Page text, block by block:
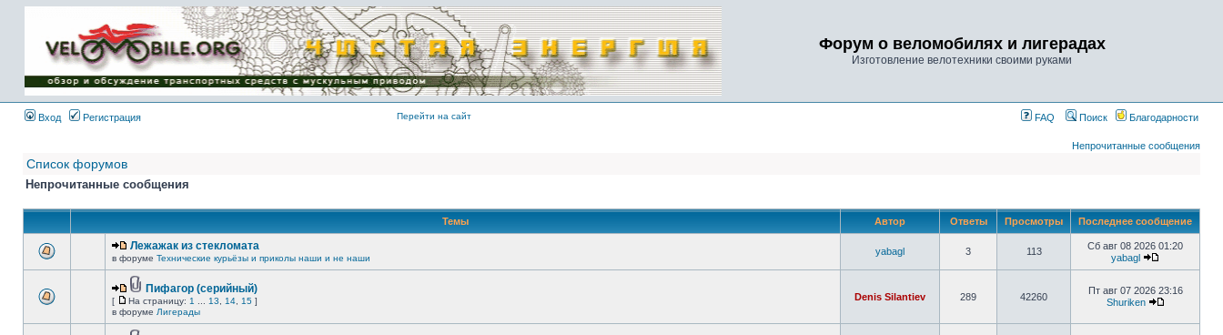
Имя пользователя:
Пароль:
{ LOG_ME_IN_SHORT
}
Форум о веломобилях и лигерадах
Изготовление велотехники своими руками
Вход Регистрация Перейти на сайт FAQ Поиск Благодарности
Непрочитанные сообщения
Список форумов
Непрочитанные сообщения
Темы Автор Ответы Просмотры Последнее сообщение
Лежажак из стекломата
в форуме Технические курьёзы и приколы наши и не наши
yabagl 3 113
Сб авг 08 2026 01:20
yabagl
Пифагор (серийный)
[ На страницу: 1 13 14 15 ]
в форуме Лигерады
Denis Silantiev 289 42260
Пт авг 07 2026 23:16
Shuriken